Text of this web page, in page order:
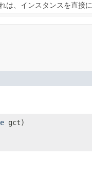
は、インスタンスを直接
gct)